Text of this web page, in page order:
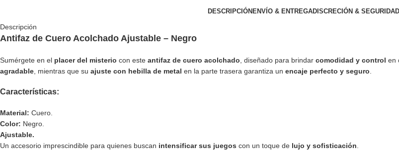
DESCRIPCIÓN ENVÍO & ENTREGADISCRECIÓN & SEGURIDAD
Descripción
Antifaz de Cuero Acolchado Ajustable – Negro
Sumérgete en el placer del misterio con este antifaz de cuero acolchado, diseñado para brindar comodidad y control en
agradable, mientras que su ajuste con hebilla de metal en la parte trasera garantiza un encaje perfecto y seguro.
Características:
Material: Cuero.
Color: Negro.
Ajustable.
Un accesorio imprescindible para quienes buscan intensificar sus juegos con un toque de lujo y sofisticación.